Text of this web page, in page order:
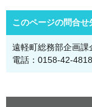
このページの問合せ
遠軽町総務部企画課
電話：0158-42-